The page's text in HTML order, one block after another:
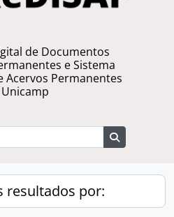
de Documentos
e Sistema
Acervos Permanentes
resultados por: